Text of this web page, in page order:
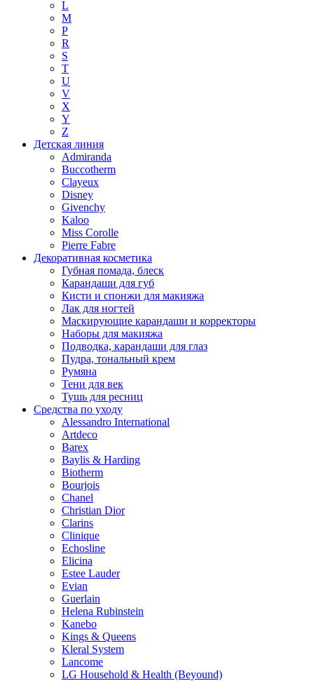
L
M
P
R
S
T
U
V
X
Y
Z
Детская линия
Admiranda
Buccotherm
Clayeux
Disney
Givenchy
Kaloo
Miss Corolle
Pierre Fabre
Декоративная косметика
Губная помада, блеск
Карандаши для губ
Кисти и спонжи для макияжа
Лак для ногтей
Маскирующие карандаши и корректоры
Наборы для макияжа
Подводка, карандаши для глаз
Пудра, тональный крем
Румяна
Тени для век
Тушь для ресниц
Средства по уходу
Alessandro International
Artdeco
Barex
Baylis & Harding
Biotherm
Bourjois
Chanel
Christian Dior
Clarins
Clinique
Echosline
Elicina
Estee Lauder
Evian
Guerlain
Helena Rubinstein
Kanebo
Kings & Queens
Kleral System
Lancome
LG Household & Health (Beyound)